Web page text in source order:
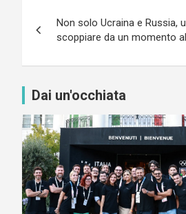
articoli
Non solo Ucraina e Russia,
scoppiare da un momento
Dai un'occhiata